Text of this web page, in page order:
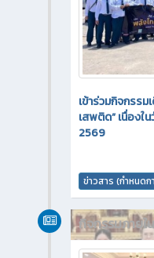
เข้าร่วมกิจกรร
เสพติด” เนื่องใ
2569
ข่าวสาร (กำหนดก
กิจกรรมภายใน